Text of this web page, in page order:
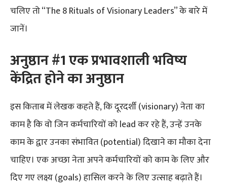
चलिए तो “The 8 Rituals of Visionary Leaders” के बारे में
जानें।
अनुष्ठान #1 एक प्रभावशाली भविष्य
केंद्रित होने का अनुष्ठान
इस किताब में लेखक कहते हैं, कि दूरदर्शी (visionary) नेता का
काम है कि वो जिन कर्मचारियों को lead कर रहे हैं, उन्हें उनके
काम के द्वार उनका संभावित (potential) दिखाने का मौका देना
चाहिए। एक अच्छा नेता अपने कर्मचारियों को काम के लिए और
दिए गए लक्ष्य (goals) हासिल करने के लिए उत्साह बढ़ाते हैं।